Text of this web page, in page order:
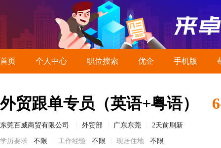
首页 个人中心 职位搜索 优企 手机版
外贸跟单专员（英语+粤语）
东莞百威商贸有限公司 外贸部 广东东莞 2天前刷新
学历要求 不限 工作经验 不限 现居住地 不限